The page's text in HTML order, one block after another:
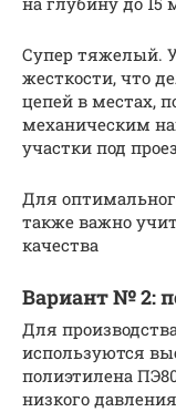
Супер тяжелый.
жесткости, что
цепей в местах,
механическим
участки под
Для
также важно
качества
Вариант № 2:
Для
используются
полиэтилена
низкого